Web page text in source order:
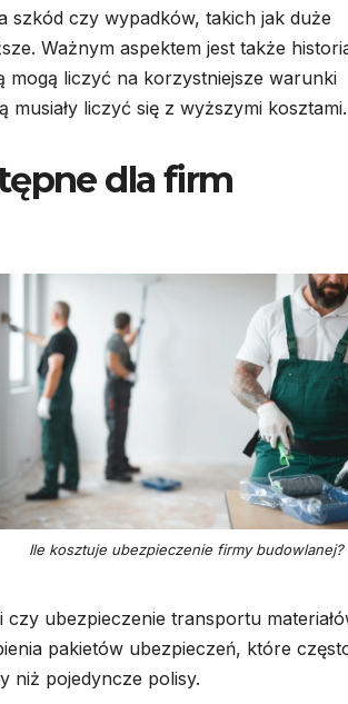
szkód czy wypadków, takich jak duże
Ważnym aspektem jest także
mogą liczyć na korzystniejsze warunki
musiały liczyć się z wyższymi kosztami.
dla firm
Ile kosztuje ubezpieczenie firmy budowlanej?
ubezpieczenie transportu
pakietów ubezpieczeń, które
niż pojedyncze polisy.